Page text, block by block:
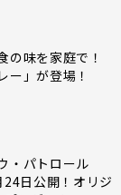
の味を家庭で！
ー」が登場！
・パトロール
日公開！オリジ